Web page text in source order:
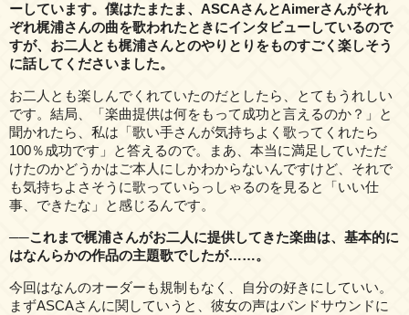
ーしています。僕はたまたま、ASCAさんとAimerさんがそれ
ぞれ梶浦さんの曲を歌われたときにインタビューしているので
すが、お二人とも梶浦さんとのやりとりをものすごく楽しそう
に話してくださいました。
お二人とも楽しんでくれていたのだとしたら、とてもうれしい
です。結局、「楽曲提供は何をもって成功と言えるのか？」と
聞かれたら、私は「歌い手さんが気持ちよく歌ってくれたら
100％成功です」と答えるので。まあ、本当に満足していただ
けたのかどうかはご本人にしかわからないんですけど、それで
も気持ちよさそうに歌っていらっしゃるのを見ると「いい仕
事、できたな」と感じるんです。
──これまで梶浦さんがお二人に提供してきた楽曲は、基本的に
はなんらかの作品の主題歌でしたが……。
今回はなんのオーダーも規制もなく、自分の好きにしていい。
まずASCAさんに関していうと、彼女の声はバンドサウンドに